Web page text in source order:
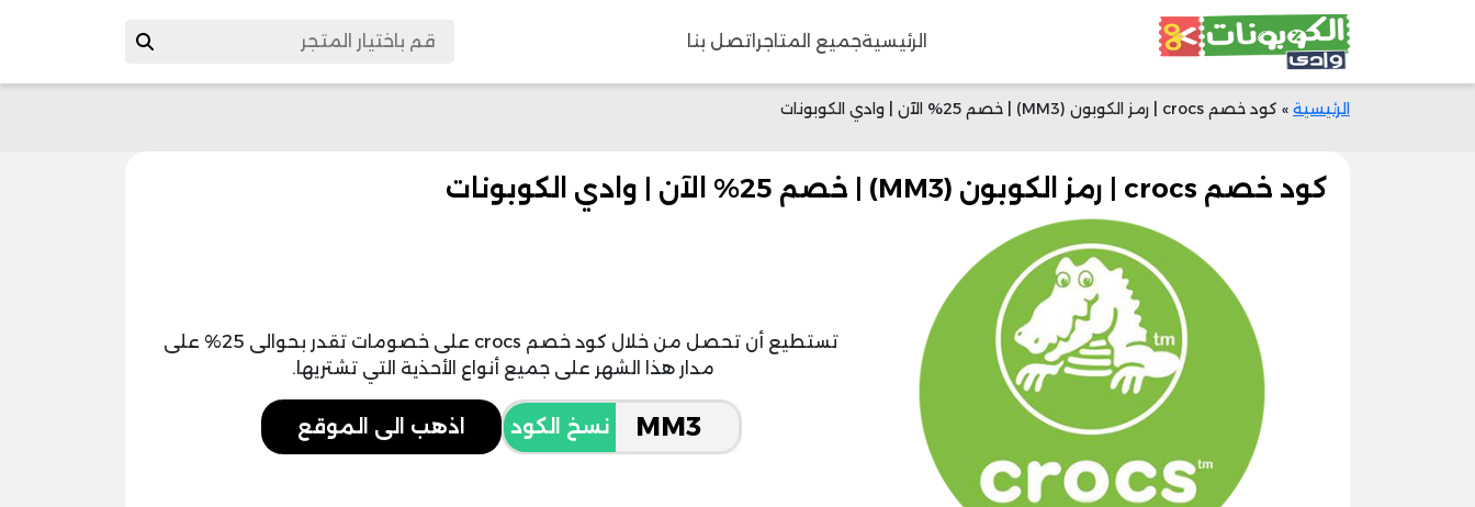
الرئيسيةجميع المتاجر اتصل بنا
الرئيسية » كود خصم crocs | رمز الكوبون (MM3) | خصم 25% الآن | وادي الكوبونات
كود خصم crocs | رمز الكوبون (MM3) | خصم 25% الآن | وادي الكوبونات
تستطيع أن تحصل من خلال كود خصم crocs على خصومات تقدر بحوالى 25% على
مدار هذا الشهر على جميع أنواع الأحذية التي تشتريها.
نسخ الكود اذهب الى الموقع